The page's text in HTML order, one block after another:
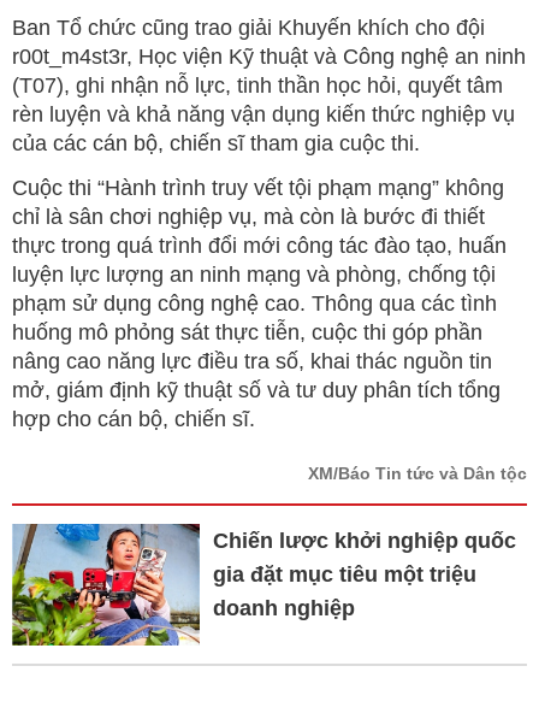
Ban Tổ chức cũng trao giải Khuyến khích cho đội
r00t_m4st3r, Học viện Kỹ thuật và Công nghệ an ninh
(T07), ghi nhận nỗ lực, tinh thần học hỏi, quyết tâm
rèn luyện và khả năng vận dụng kiến thức nghiệp vụ
của các cán bộ, chiến sĩ tham gia cuộc thi.
Cuộc thi “Hành trình truy vết tội phạm mạng” không
chỉ là sân chơi nghiệp vụ, mà còn là bước đi thiết
thực trong quá trình đổi mới công tác đào tạo, huấn
luyện lực lượng an ninh mạng và phòng, chống tội
phạm sử dụng công nghệ cao. Thông qua các tình
huống mô phỏng sát thực tiễn, cuộc thi góp phần
nâng cao năng lực điều tra số, khai thác nguồn tin
mở, giám định kỹ thuật số và tư duy phân tích tổng
hợp cho cán bộ, chiến sĩ.
XM/Báo Tin tức và Dân tộc
Chiến lược khởi nghiệp quốc
gia đặt mục tiêu một triệu
doanh nghiệp